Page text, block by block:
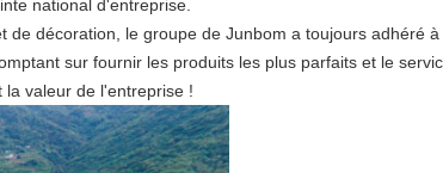
national d'entreprise.
décoration, le groupe de Junbom a toujours adhéré
sur fournir les produits les plus parfaits et le
la valeur de l'entreprise !